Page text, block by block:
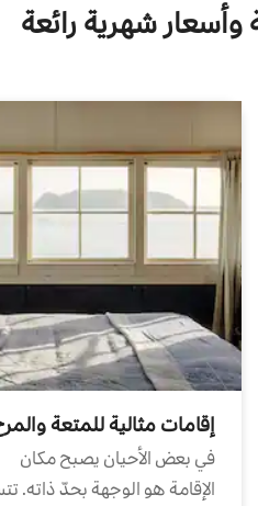
وأسعار شهرية رائعة
إقامات مثالية للمتعة
في بعض الأحيان يصبح مكان
الإقامة هو الوجهة بحدّ ذاته.